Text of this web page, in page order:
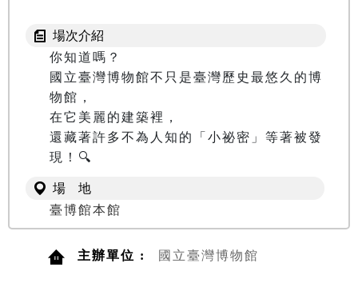
場次介紹
你知道嗎？
國立臺灣博物館不只是臺灣歷史最悠久的博
物館，
在它美麗的建築裡，
還藏著許多不為人知的「小祕密」等著被發
現！🔍
場 地
臺博館本館
主辦單位 : 國立臺灣博物館